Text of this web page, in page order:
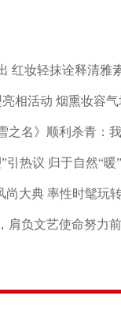
红妆轻抹诠释清雅
相活动 烟熏妆容
引热议 归于自然“暖
尚大典 率性时髦玩
肩负文艺使命努力